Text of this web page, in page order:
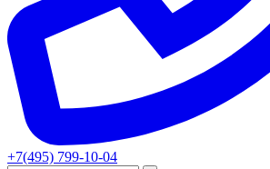
+7(495) 799-10-04